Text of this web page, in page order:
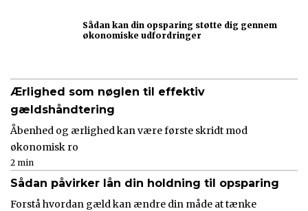
Sådan kan din opsparing støtte dig gennem
økonomiske udfordringer
Ærlighed som nøglen til effektiv
gældshåndtering
Åbenhed og ærlighed kan være første skridt mod
økonomisk ro
2 min
Sådan påvirker lån din holdning til opsparing
Forstå hvordan gæld kan ændre din måde at tænke